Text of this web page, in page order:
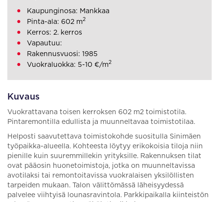
Kuvaus
Vuokrattavana toisen kerroksen 602 m2 toimistotila.
Pintaremontilla edullista ja muunneltavaa toimistotilaa.
Helposti saavutettava toimistokohde suositulla Sinimäen
työpaikka-alueella. Kohteesta löytyy erikokoisia tiloja niin
pienille kuin suuremmillekin yrityksille. Rakennuksen tilat
ovat pääosin huonetoimistoja, jotka on muunneltavissa
avotilaksi tai remontoitavissa vuokralaisen yksilöllisten
tarpeiden mukaan. Talon välittömässä läheisyydessä
palvelee viihtyisä lounasravintola. Parkkipaikalla kiinteistön
Kaupunginosa: Mankkaa
Pinta-ala: 602 m2
Kerros: 2. kerros
Vapautuu:
Rakennusvuosi: 1985
Vuokraluokka: 5-10 €/m2